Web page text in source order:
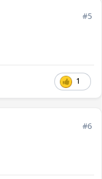
#5
1
#6